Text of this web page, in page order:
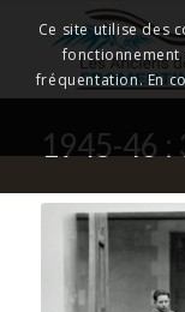
1945-46 :
Ce site utilise des
fréquentation. En